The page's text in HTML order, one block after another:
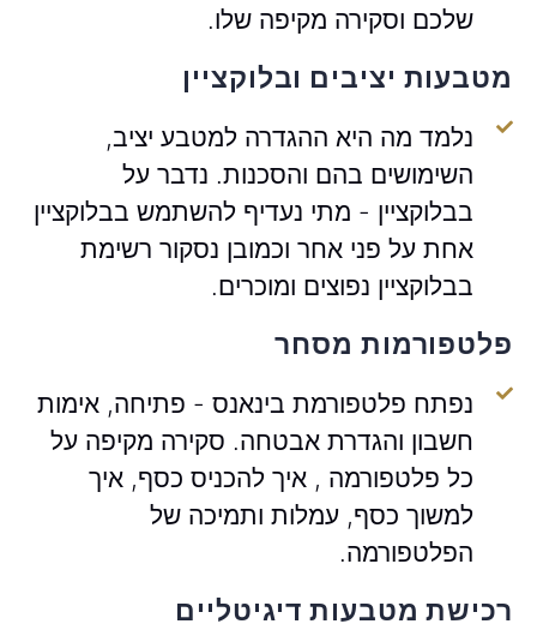
שלכם וסקירה מקיפה שלו.
מטבעות יציבים ובלוקציין
נלמד מה היא ההגדרה למטבע יציב,
השימושים בהם והסכנות. נדבר על
בבלוקציין - מתי נעדיף להשתמש בבלוקציין
אחת על פני אחר וכמובן נסקור רשימת
בבלוקציין נפוצים ומוכרים.
פלטפורמות מסחר
נפתח פלטפורמת בינאנס - פתיחה, אימות
חשבון והגדרת אבטחה. סקירה מקיפה על
כל פלטפורמה , איך להכניס כסף, איך
למשוך כסף, עמלות ותמיכה של
הפלטפורמה.
רכישת מטבעות דיגיטליים